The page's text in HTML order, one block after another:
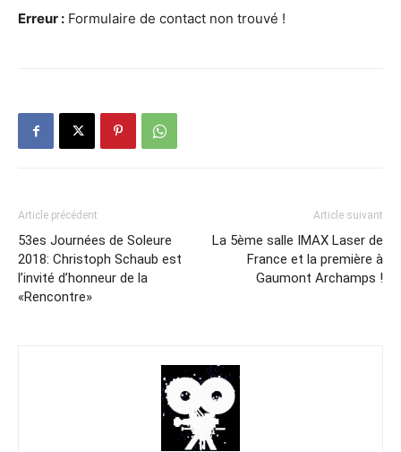
Erreur : Formulaire de contact non trouvé !
Article précédent
53es Journées de Soleure
2018: Christoph Schaub est
l’invité d’honneur de la
«Rencontre»
Article suivant
La 5ème salle IMAX Laser de
France et la première à
Gaumont Archamps !